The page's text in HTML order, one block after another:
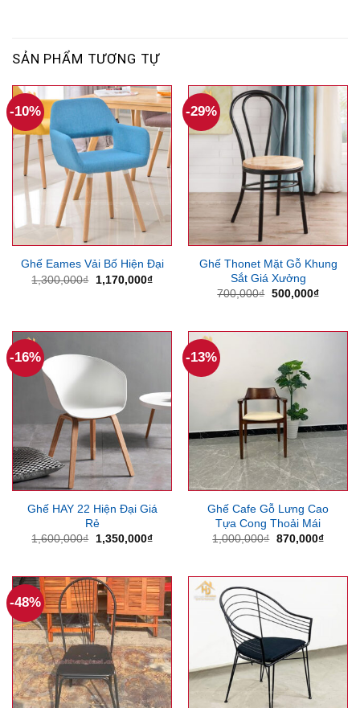
SẢN PHẨM TƯƠNG TỰ
-10%
Ghế Eames Vải Bố Hiện Đại
1,300,000₫
Giá
1,170,000₫Giá
-29%
Ghế Thonet Mặt Gỗ Khung
Sắt Giá Xưởng
700,000₫ Giá
500,000₫Giá
-16%
Ghế HAY 22 Hiện Đại Giá
Rẻ
1,600,000₫
Giá
1,350,000₫Giá
1,350,000₫.
-13%
Ghế Cafe Gỗ Lưng Cao
Tựa Cong Thoải Mái
1,000,000₫ Giá
870,000₫Giá
-48%